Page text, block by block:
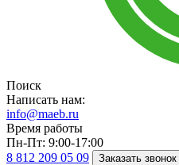
Поиск
Написать нам:
info@maeb.ru
Время работы
Пн-Пт: 9:00-17:00
8 812 209 05 09 Заказать звонок